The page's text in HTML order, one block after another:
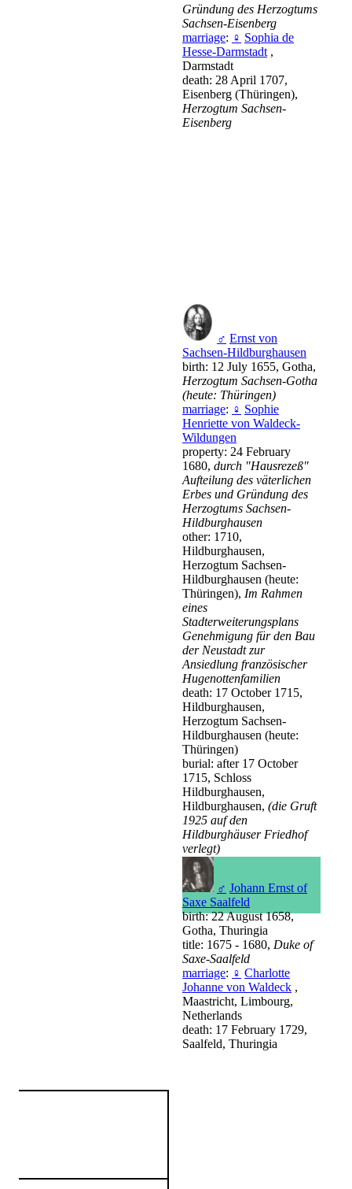
Gründung des Herzogtums
Sachsen-Eisenberg
marriage: ♀ Sophia de
Hesse-Darmstadt ,
Darmstadt
death: 28 April 1707,
Eisenberg (Thüringen),
Herzogtum Sachsen-
Eisenberg
♂ Ernst von
Sachsen-Hildburghausen
birth: 12 July 1655, Gotha,
Herzogtum Sachsen-Gotha
(heute: Thüringen)
marriage: ♀ Sophie
Henriette von Waldeck-
Wildungen
property: 24 February
1680, durch "Hausrezeß"
Aufteilung des väterlichen
Erbes und Gründung des
Herzogtums Sachsen-
Hildburghausen
other: 1710,
Hildburghausen,
Herzogtum Sachsen-
Hildburghausen (heute:
Thüringen), Im Rahmen
eines
Stadterweiterungsplans
Genehmigung für den Bau
der Neustadt zur
Ansiedlung französischer
Hugenottenfamilien
death: 17 October 1715,
Hildburghausen,
Herzogtum Sachsen-
Hildburghausen (heute:
Thüringen)
burial: after 17 October
1715, Schloss
Hildburghausen,
Hildburghausen, (die Gruft
1925 auf den
Hildburghäuser Friedhof
verlegt)
♂ Johann Ernst of
Saxe Saalfeld
birth: 22 August 1658,
Gotha, Thuringia
title: 1675 - 1680, Duke of
Saxe-Saalfeld
marriage: ♀ Charlotte
Johanne von Waldeck ,
Maastricht, Limbourg,
Netherlands
death: 17 February 1729,
Saalfeld, Thuringia